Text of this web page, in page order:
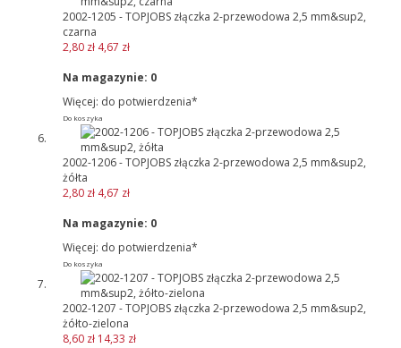
2002-1205 - TOPJOBS złączka 2-przewodowa 2,5 mm&sup2,
czarna
2,80 zł 4,67 zł
Na magazynie: 0
Więcej: do potwierdzenia*
Do koszyka
2002-1206 - TOPJOBS złączka 2-przewodowa 2,5 mm&sup2,
żółta
2,80 zł 4,67 zł
Na magazynie: 0
Więcej: do potwierdzenia*
Do koszyka
2002-1207 - TOPJOBS złączka 2-przewodowa 2,5 mm&sup2,
żółto-zielona
8,60 zł 14,33 zł